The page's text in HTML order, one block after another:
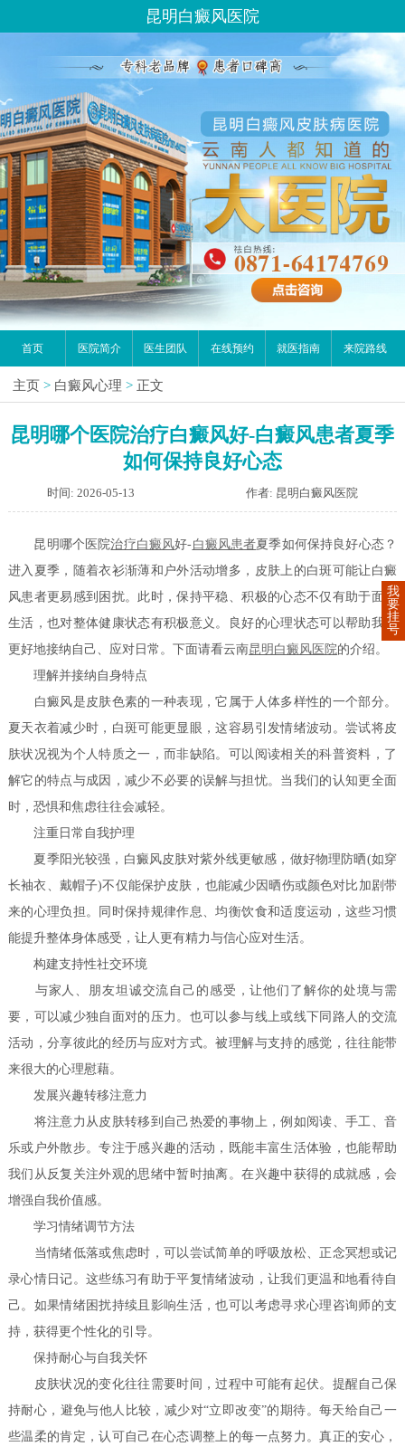
昆明白癜风医院
首页 医院简介 医生团队 在线预约 就医指南 来院路线
主页 > 白癜风心理 > 正文
昆明哪个医院治疗白癜风好-白癜风患者夏季
如何保持良好心态
时间: 2026-05-13 作者: 昆明白癜风医院
昆明哪个医院治疗白癜风好-白癜风患者夏季如何保持良好心态？
进入夏季，随着衣衫渐薄和户外活动增多，皮肤上的白斑可能让白癜
风患者更易感到困扰。此时，保持平稳、积极的心态不仅有助于面对
生活，也对整体健康状态有积极意义。良好的心理状态可以帮助我们
更好地接纳自己、应对日常。下面请看云南昆明白癜风医院的介绍。
理解并接纳自身特点
白癜风是皮肤色素的一种表现，它属于人体多样性的一个部分。
夏天衣着减少时，白斑可能更显眼，这容易引发情绪波动。尝试将皮
肤状况视为个人特质之一，而非缺陷。可以阅读相关的科普资料，了
解它的特点与成因，减少不必要的误解与担忧。当我们的认知更全面
时，恐惧和焦虑往往会减轻。
注重日常自我护理
夏季阳光较强，白癜风皮肤对紫外线更敏感，做好物理防晒(如穿
长袖衣、戴帽子)不仅能保护皮肤，也能减少因晒伤或颜色对比加剧带
来的心理负担。同时保持规律作息、均衡饮食和适度运动，这些习惯
能提升整体身体感受，让人更有精力与信心应对生活。
构建支持性社交环境
与家人、朋友坦诚交流自己的感受，让他们了解你的处境与需
要，可以减少独自面对的压力。也可以参与线上或线下同路人的交流
活动，分享彼此的经历与应对方式。被理解与支持的感觉，往往能带
来很大的心理慰藉。
发展兴趣转移注意力
将注意力从皮肤转移到自己热爱的事物上，例如阅读、手工、音
乐或户外散步。专注于感兴趣的活动，既能丰富生活体验，也能帮助
我们从反复关注外观的思绪中暂时抽离。在兴趣中获得的成就感，会
增强自我价值感。
学习情绪调节方法
当情绪低落或焦虑时，可以尝试简单的呼吸放松、正念冥想或记
录心情日记。这些练习有助于平复情绪波动，让我们更温和地看待自
己。如果情绪困扰持续且影响生活，也可以考虑寻求心理咨询师的支
持，获得更个性化的引导。
保持耐心与自我关怀
皮肤状况的变化往往需要时间，过程中可能有起伏。提醒自己保
持耐心，避免与他人比较，减少对“立即改变”的期待。每天给自己一
些温柔的肯定，认可自己在心态调整上的每一点努力。真正的安心，
我
要
挂
号